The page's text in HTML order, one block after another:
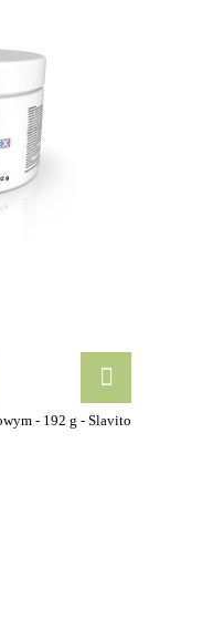
- 192 g - Slavito